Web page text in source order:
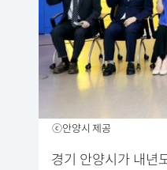
ⓒ안양시 제공
경기 안양시가 내년